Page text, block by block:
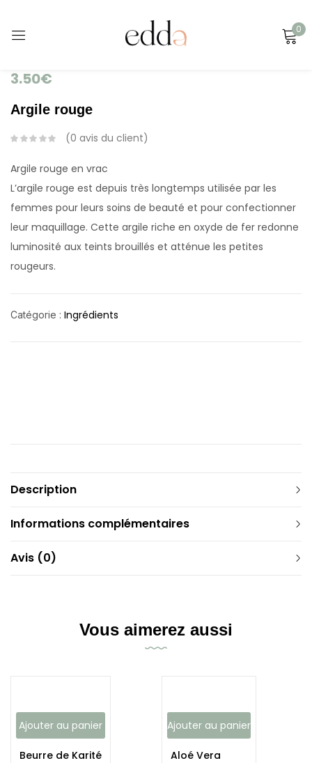
0
3.50€
Argile rouge
0 avis du client
Argile rouge en vrac
L’argile rouge est depuis très longtemps utilisée par les
femmes pour leurs soins de beauté et pour confectionner
leur maquillage. Cette argile riche en oxyde de fer redonne
luminosité aux teints brouillés et atténue les petites
rougeurs.
Catégorie : Ingrédients
Description
Informations complémentaires
Avis (0)
Vous aimerez aussi
Ajouter au panier
Beurre de Karité
Ajouter au panier
Aloé Vera
Se connecter
Se souvenir de moi
Mot de passe perdu ?
Se connecter